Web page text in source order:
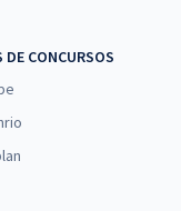
DE CONCURSOS